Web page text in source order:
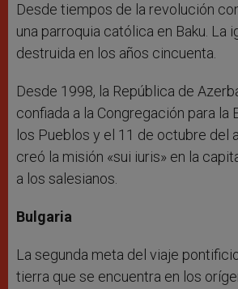
Desde tiempos de la revolución
una parroquia católica en Baku. La
destruida en los años cincuenta.
Desde 1998, la República de
confiada a la Congregación para la
los Pueblos y el 11 de octubre del
creó la misión «sui iuris» en la
a los salesianos.
Bulgaria
La segunda meta del viaje
tierra que se encuentra en los